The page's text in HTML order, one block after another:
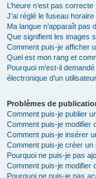
L’heure n’est pas correcte !
J’ai réglé le fuseau
Ma langue n’apparaît pas
Que signifient les images
Comment puis-je afficher
Quel est mon rang et
Pourquoi m’est-il
électronique d’un
Problèmes de
Comment puis-je publier
Comment puis-je modifier
Comment puis-je insérer
Comment puis-je créer un
Pourquoi ne puis-je pas
Comment puis-je modifier
Pourquoi ne puis-je pas